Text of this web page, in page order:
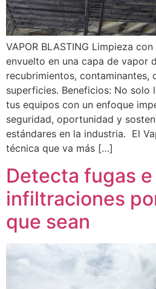
VAPOR BLASTING Limpieza
envuelto en una capa de vapor
recubrimientos, contaminantes,
superficies. Beneficios: No solo
tus equipos con un enfoque
seguridad, oportunidad y
estándares en la industria. El
técnica que va más […]
Detecta fugas e
infiltraciones
que sean